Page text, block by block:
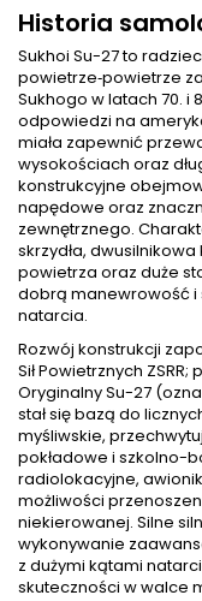
Historia
Sukhoi Su-27 to
powietrze‑powietrze
Sukhogo w latach 70. i
odpowiedzi na
miała zapewnić
wysokościach oraz
konstrukcyjne
napędowe oraz
zewnętrznego.
skrzydła,
powietrza oraz duże
dobrą manewrowość i
natarcia.
Rozwój konstrukcji
Sił Powietrznych
Oryginalny Su-27
stał się bazą do
myśliwskie,
pokładowe i szkolno-
radiolokacyjne,
możliwości
niekierowanej. Silne
wykonywanie
z dużymi kątami
skuteczności w walce